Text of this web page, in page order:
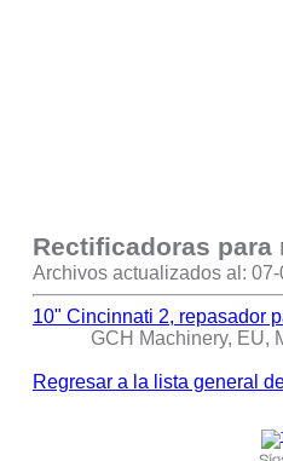
Rectificadoras
Archivos actualizados al:
10" Cincinnati 2, repasador
GCH Machinery, EU,
Regresar a la lista general